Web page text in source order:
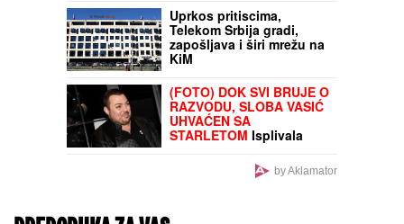
Uprkos pritiscima,
Telekom Srbija gradi,
zapošljava i širi mrežu na
KiM
(FOTO) DOK SVI BRUJE O
RAZVODU, SLOBA VASIĆ
UHVAĆEN SA
STARLETOM Isplivala
zajednička fotografija,
zajedno ispod šatoraby Aklamator